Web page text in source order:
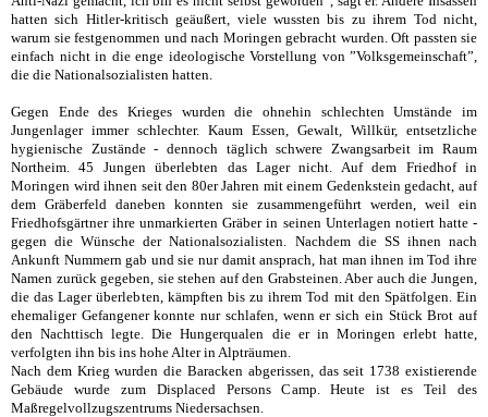
hatten sich Hitler-kritisch geäußert, viele wussten bis zu ihrem Tod nicht,
warum sie festgenommen und nach Moringen gebracht wurden. Oft passten sie
einfach nicht in die enge ideologische Vorstellung von ”Volksgemeinschaft”,
die die Nationalsozialisten hatten.
Gegen Ende des Krieges wurden die ohnehin schlechten Umstände im
Jungenlager immer schlechter. Kaum Essen, Gewalt, Willkür, entsetzliche
hygienische Zustände - dennoch täglich schwere Zwangsarbeit im Raum
Northeim. 45 Jungen überlebten das Lager nicht. Auf dem Friedhof in
Moringen wird ihnen seit den 80er Jahren mit einem Gedenkstein gedacht, auf
dem Gräberfeld daneben konnten sie zusammengeführt werden, weil ein
Friedhofsgärtner ihre unmarkierten Gräber in seinen Unterlagen notiert hatte -
gegen die Wünsche der Nationalsozialisten. Nachdem die SS ihnen nach
Ankunft Nummern gab und sie nur damit ansprach, hat man ihnen im Tod ihre
Namen zurück gegeben, sie stehen auf den Grabsteinen. Aber auch die Jungen,
die das Lager überlebten, kämpften bis zu ihrem Tod mit den Spätfolgen. Ein
ehemaliger Gefangener konnte nur schlafen, wenn er sich ein Stück Brot auf
den Nachttisch legte. Die Hungerqualen die er in Moringen erlebt hatte,
verfolgten ihn bis ins hohe Alter in Alpträumen.
Nach dem Krieg wurden die Baracken abgerissen, das seit 1738 existierende
Gebäude wurde zum Displaced Persons Camp. Heute ist es Teil des
Maßregelvollzugszentrums Niedersachsen.